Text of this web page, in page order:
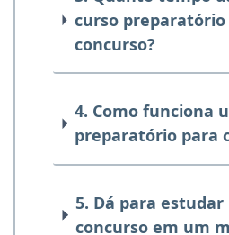
curso preparatório
concurso?
4. Como funciona
preparatório para
5. Dá para estudar
concurso em um